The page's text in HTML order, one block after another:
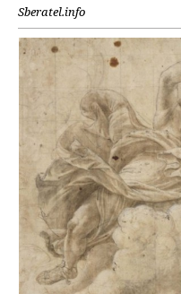
Sberatel.info